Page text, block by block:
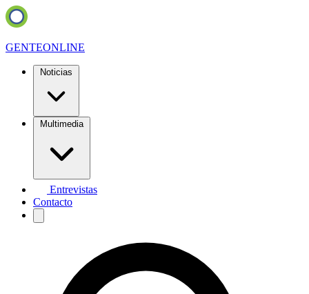
GENTEONLINE
Noticias
Multimedia
Entrevistas
Contacto